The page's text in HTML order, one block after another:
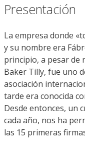
Presentación
La empresa donde
y su nombre era
principio, a pesar de
Baker Tilly, fue uno
asociación
tarde era conocida
Desde entonces, un
cada año, nos ha
las 15 primeras